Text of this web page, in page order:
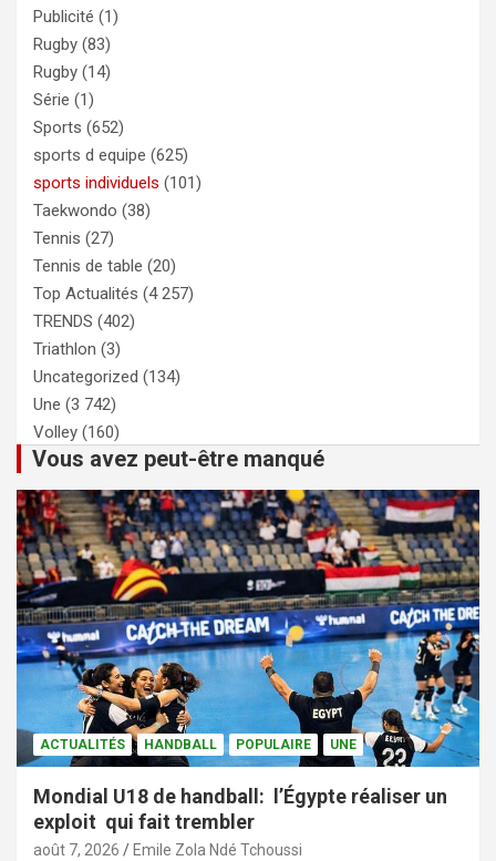
Publicité (1)
Rugby (83)
Rugby (14)
Série (1)
Sports (652)
sports d equipe (625)
sports individuels (101)
Taekwondo (38)
Tennis (27)
Tennis de table (20)
Top Actualités (4 257)
TRENDS (402)
Triathlon (3)
Uncategorized (134)
Une (3 742)
Volley (160)
Vous avez peut-être manqué
ACTUALITÉS HANDBALL POPULAIRE UNE
Mondial U18 de handball: l’Égypte réaliser un
exploit qui fait trembler
août 7, 2026 Emile Zola Ndé Tchoussi